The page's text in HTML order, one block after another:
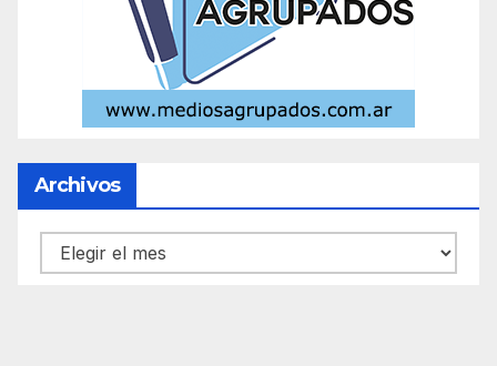
Archivos
Archivos